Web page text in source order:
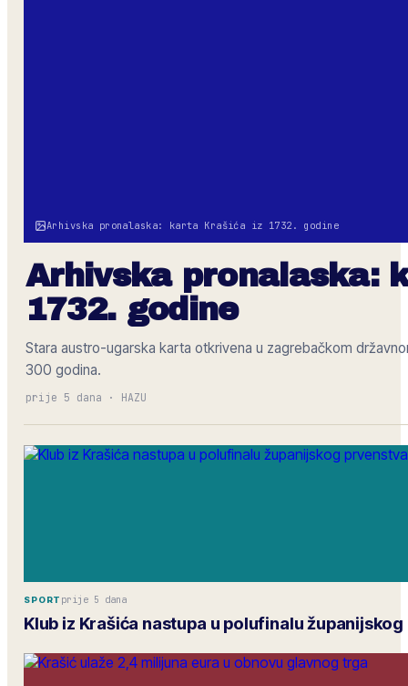
Arhivska pronalaska: karta Krašića iz 1732. godine
Arhivska pronalaska:
1732. godine
Stara austro-ugarska karta otkrivena u zagrebačkom
300 godina.
prije 5 dana · HAZU
SPORT prije 5 dana
Klub iz Krašića nastupa u polufinalu